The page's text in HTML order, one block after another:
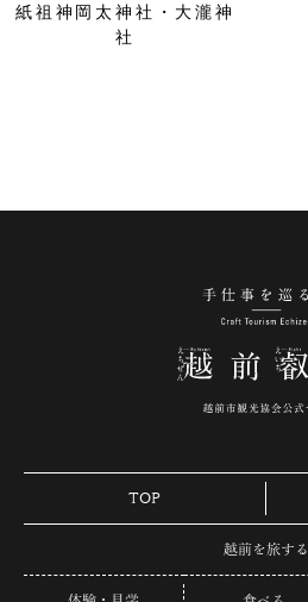
紙祖神岡太神社・大瀧神
社
TOP
越前を旅する